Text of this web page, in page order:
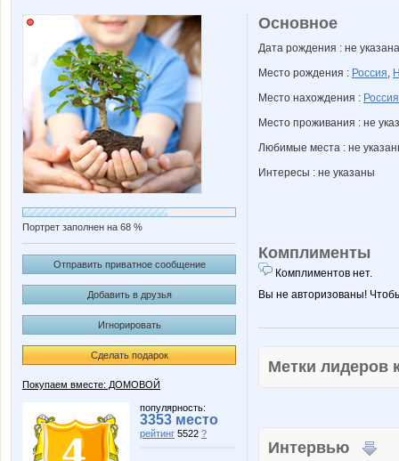
Портрет заполнен на 68 %
Отправить приватное сообщение
Добавить в друзья
Игнорировать
Сделать подарок
Покупаем вместе: ДОМОВОЙ
популярность:
3353 место
рейтинг 5522 ?
Основное
Дата рождения : не указана
Место рождения : Россия,
Место нахождения : Россия
Место проживания : не
Любимые места : не
Интересы : не указаны
Комплименты
Комплиментов нет.
Вы не авторизованы!
Метки
Интервью